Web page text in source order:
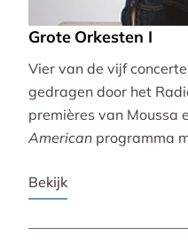
Grote Orkesten I
Vier van de vijf
gedragen door het
premières van Moussa
American programma
Amerikaans slagwerk.
Bekijk